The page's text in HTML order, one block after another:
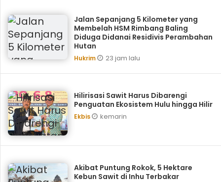
Jalan Sepanjang 5 Kilometer yang
Membelah HSM Rimbang Baling
Diduga Didanai Residivis Perambahan
Hutan
Hukrim 23 jam lalu
Hilirisasi Sawit Harus Dibarengi
Penguatan Ekosistem Hulu hingga Hilir
Ekbis kemarin
Akibat Puntung Rokok, 5 Hektare
Kebun Sawit di Inhu Terbakar